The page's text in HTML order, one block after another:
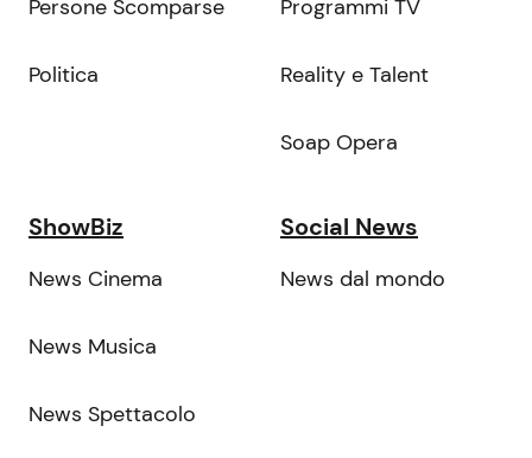
Persone Scomparse
Politica
Programmi TV
Reality e Talent
Soap Opera
ShowBiz
News Cinema
News Musica
News Spettacolo
Social News
News dal mondo